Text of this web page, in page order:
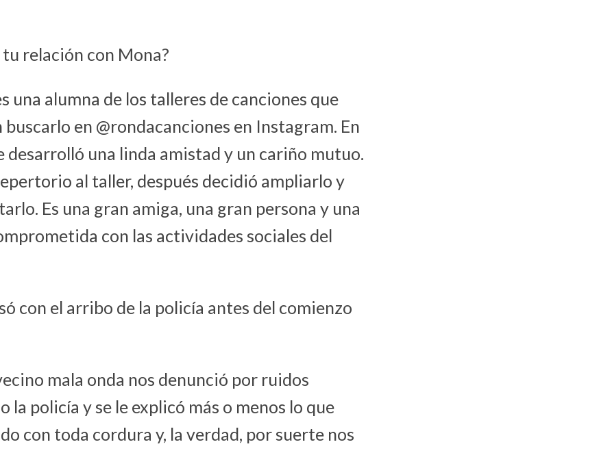
tu relación con Mona?
una alumna de los talleres de canciones que
buscarlo en @rondacanciones en Instagram. En
desarrolló una linda amistad y un cariño mutuo.
al taller, después decidió ampliarlo y
Es una gran amiga, una gran persona y una
con las actividades sociales del
con el arribo de la policía antes del comienzo
mala onda nos denunció por ruidos
la policía y se le explicó más o menos lo que
con toda cordura y, la verdad, por suerte nos